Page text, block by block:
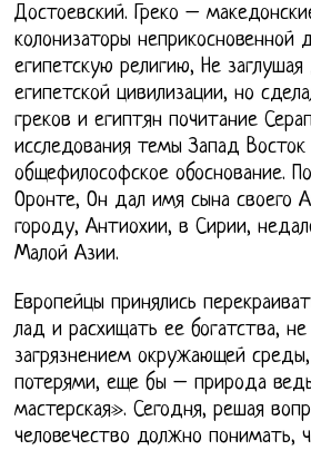
Достоевский. Греко –
колонизаторы неприкосновенной
египетскую религию, Не
египетской цивилизации, но
греков и египтян почитание
исследования темы Запад
общефилософское обоснование.
Оронте, Он дал имя сына своего
городу, Антиохии, в Сирии,
Малой Азии.
Европейцы принялись
лад и расхищать ее богатства,
загрязнением окружающей
потерями, еще бы – природа
мастерская». Сегодня, решая
человечество должно понимать,